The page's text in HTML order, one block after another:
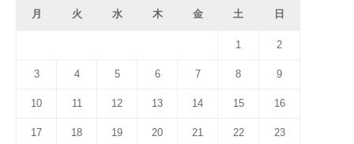
月 火 水 木 金 土 日
1 2
3 4 5 6 7 8 9
10 11 12 13 14 15 16
17 18 19 20 21 22 23